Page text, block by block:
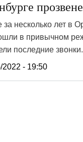
за несколько лет в
в привычном
последние звонки.
2022 - 19:50